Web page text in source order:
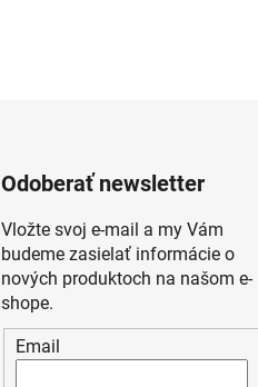
Odoberať newsletter
Vložte svoj e-mail a my Vám
budeme zasielať informácie o
nových produktoch na našom e-
shope.
Email